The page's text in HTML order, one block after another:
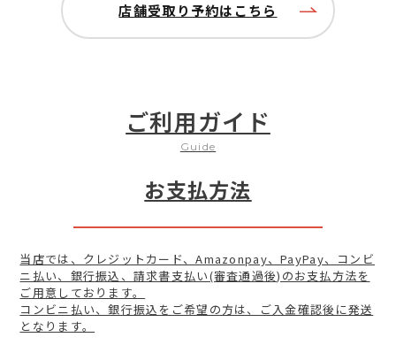
店舗受取り予約はこちら
ご利用ガイド
Guide
お支払方法
当店では、クレジットカード、Amazonpay、PayPay、コンビ
ニ払い、銀行振込、請求書支払い(審査通過後)のお支払方法を
ご用意しております。
コンビニ払い、銀行振込をご希望の方は、ご入金確認後に発送
となります。